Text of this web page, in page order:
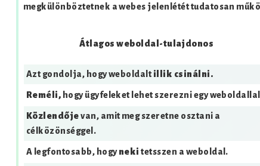
megkülönböztetnek a webes jelenlétét tudatosan
Átlagos weboldal-tulajdonos
Azt gondolja, hogy weboldaltillik csinálni.
Reméli, hogy ügyfeleket lehet szerezni egy
Közlendőjevan, amit meg szeretne osztani a
célközönséggel.
A legfontosabb, hogyneki tetsszen a weboldal.